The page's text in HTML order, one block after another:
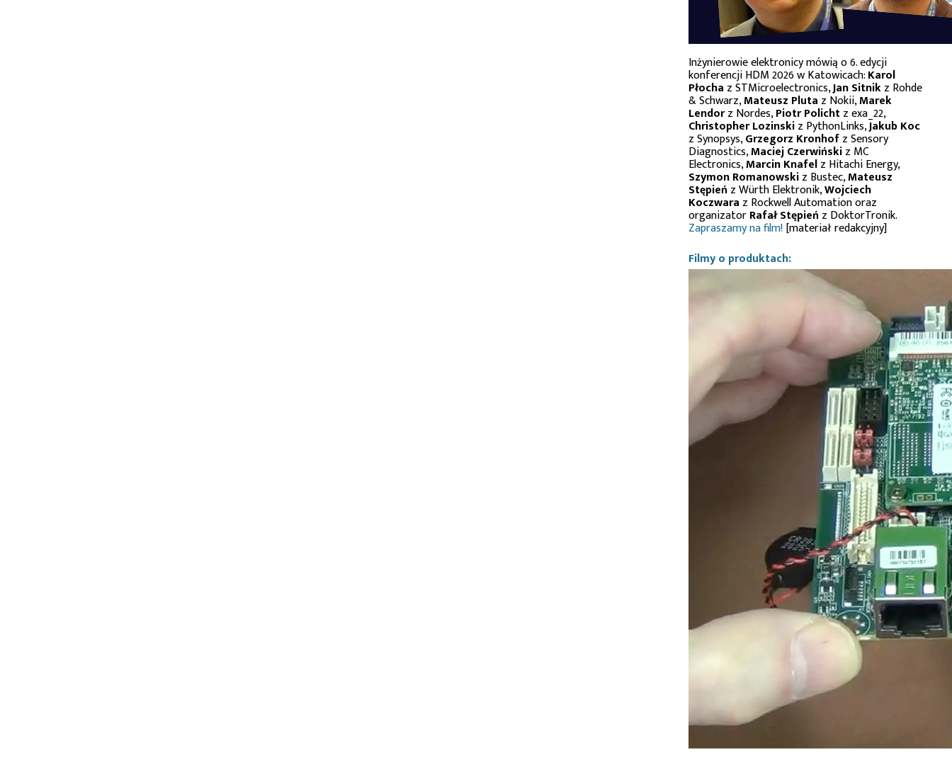
Inżynierowie elektronicy mówią o 6. edycji
konferencji HDM 2026 w Katowicach:Karol
Płocha z STMicroelectronics,Jan Sitnikz Rohde
& Schwarz,Mateusz Pluta z Nokii,Marek
Lendorz Nordes,Piotr Polichtz exa_22,
Christopher Lozinskiz PythonLinks,Jakub Koc
z Synopsys,Grzegorz Kronhofz Sensory
Diagnostics,Maciej Czerwińskiz MC
Electronics,Marcin Knafelz Hitachi Energy,
Szymon Romanowskiz Bustec,Mateusz
Stępień z Würth Elektronik,Wojciech
Koczwara z Rockwell Automation oraz
organizatorRafał Stępień z DoktorTronik.
Zapraszamy na film![materiał redakcyjny]
Filmy o produktach: